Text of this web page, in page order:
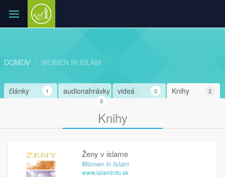
DOMOV WOMEN IN ISLAM
Knihy 2
videá 0
audionahrávky
0
články 1
Knihy
Ženy v islame
Women in Islam
www.islaminfo.sk